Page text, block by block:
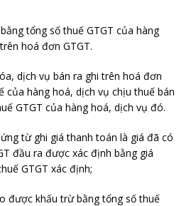
tổng số thuế GTGT của hàng
hoá đơn GTGT.
dịch vụ bán ra ghi trên hoá đơn
của hàng hoá, dịch vụ chịu thuế bán
GTGT của hàng hoá, dịch vụ đó.
từ ghi giá thanh toán là giá đã có
đầu ra được xác định bằng giá
GTGT xác định;
được khấu trừ bằng tổng số thuế